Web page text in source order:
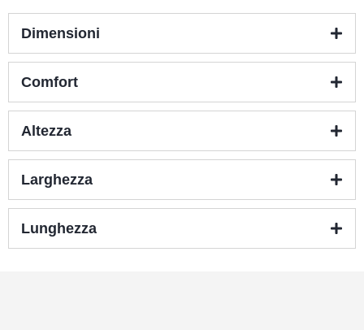
Dimensioni
Comfort
Altezza
Larghezza
Lunghezza